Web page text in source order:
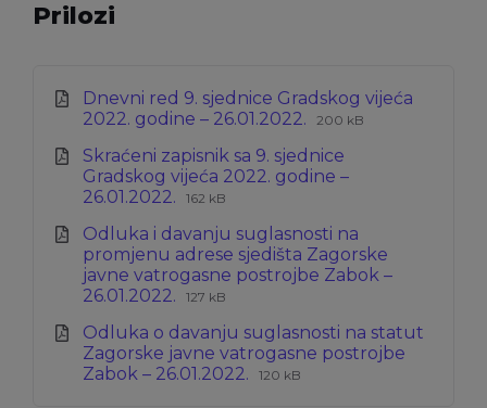
Prilozi
Dnevni red 9. sjednice Gradskog vijeća
2022. godine – 26.01.2022. Ekstenzija
pdf
Veličina
200 kB
Skraćeni zapisnik sa 9. sjednice
Gradskog vijeća 2022. godine –
26.01.2022. Ekstenzija
pdf
Veličina
162 kB
Odluka i davanju suglasnosti na
promjenu adrese sjedišta Zagorske
javne vatrogasne postrojbe Zabok –
26.01.2022. Ekstenzija
pdf
Veličina
127 kB
Odluka o davanju suglasnosti na statut
Zagorske javne vatrogasne postrojbe
Zabok – 26.01.2022. Ekstenzija
Veličina
120 kB